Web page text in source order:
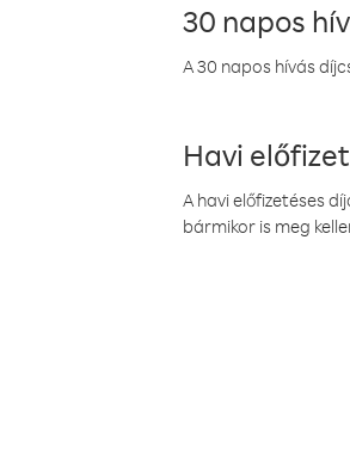
30 napos
A 30 napos hívás
Havi
A havi előfizetéses
bármikor is meg